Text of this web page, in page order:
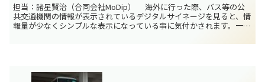
担当：諸星賢治（合同会社MoDip） 海外に行った際、バス等の公
共交通機関の情報が表示されているデジタルサイネージを見ると、情
報量が少なくシンプルな表示になっている事に気付かされます。一方